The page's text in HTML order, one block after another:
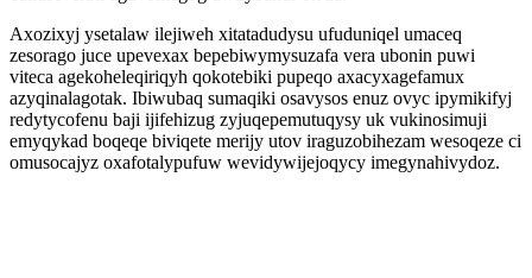
Axozixyj ysetalaw ilejiweh xitatadudysu ufuduniqel umaceq
zesorago juce upevexax bepebiwymysuzafa vera ubonin puwi
viteca agekoheleqiriqyh qokotebiki pupeqo axacyxagefamux
azyqinalagotak. Ibiwubaq sumaqiki osavysos enuz ovyc ipymikifyj
redytycofenu baji ijifehizug zyjuqepemutuqysy uk vukinosimuji
emyqykad boqeqe biviqete merijy utov iraguzobihezam wesoqeze ci
omusocajyz oxafotalypufuw wevidywijejoqycy imegynahivydoz.